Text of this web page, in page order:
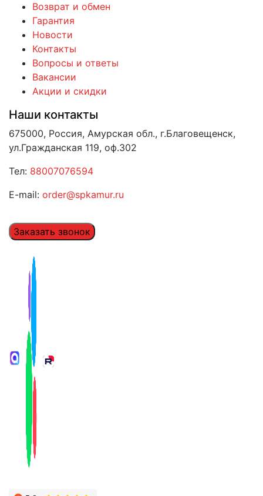
Возврат и обмен
Гарантия
Новости
Контакты
Вопросы и ответы
Вакансии
Акции и скидки
Наши контакты
675000, Россия, Амурская обл., г.Благовещенск,
ул.Гражданская 119, оф.302
Тел: 88007076594
E-mail: order@spkamur.ru
Заказать звонок